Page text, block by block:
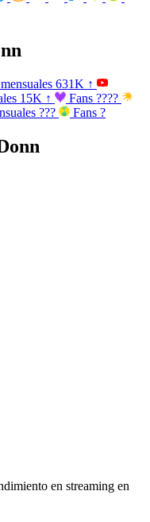
631K ↑
15K ↑ Fans ????
??? Fans ?
en streaming en